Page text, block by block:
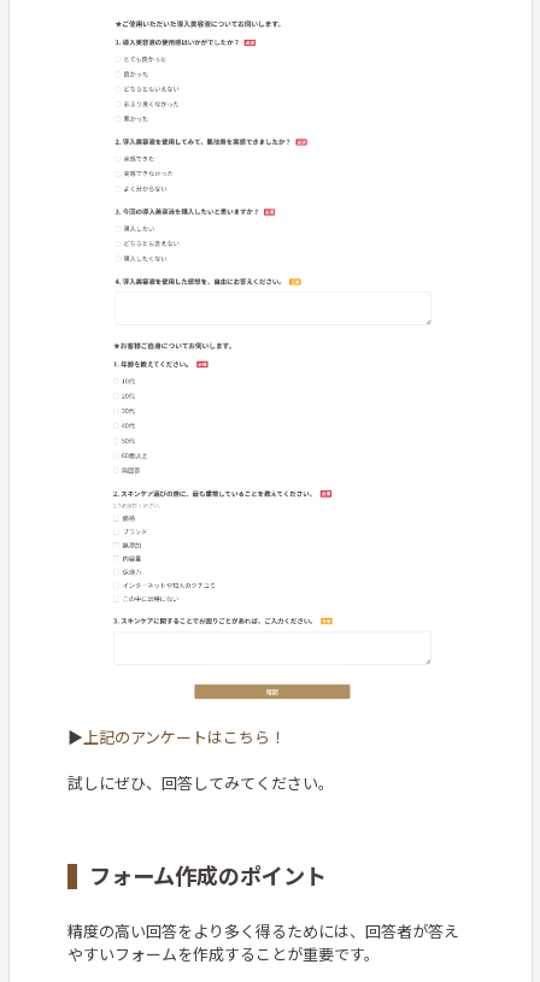
▶ 上記のアンケートはこちら！
試しにぜひ、回答してみてください。
フォーム作成のポイント
精度の高い回答をより多く得るためには、回答者が答え
やすいフォームを作成することが重要です。